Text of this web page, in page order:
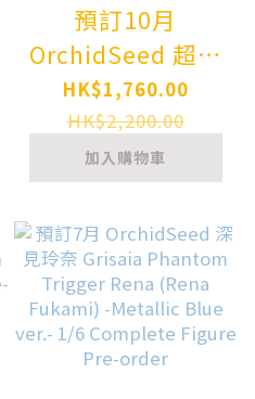
預訂10月
OrchidSeed 超級
索尼子 夏日假期版
Super Sonico
Summer
Vacation ver.
1/4.5 Complete
Figure Pre-order
HK$1,760.00
HK$2,200.00
加入購物車